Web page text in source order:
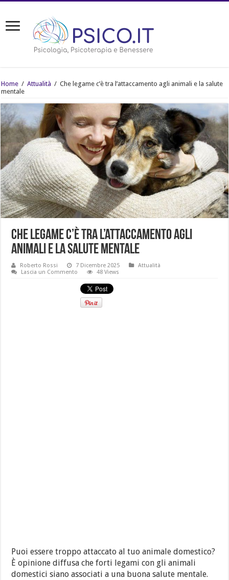
Home / Attualità / Che legame c’è tra l’attaccamento agli animali e la salute
mentale
Che legame c’è tra l’attaccamento agli
animali e la salute mentale
Roberto Rossi 7 Dicembre 2025
Attualità
Lascia un Commento
48 Views
Puoi essere troppo attaccato al tuo animale domestico?
È opinione diffusa che forti legami con gli animali
domestici siano associati a una buona salute mentale.